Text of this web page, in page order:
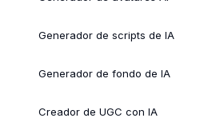
Generador de scripts de IA
Generador de fondo de IA
Creador de UGC con IA